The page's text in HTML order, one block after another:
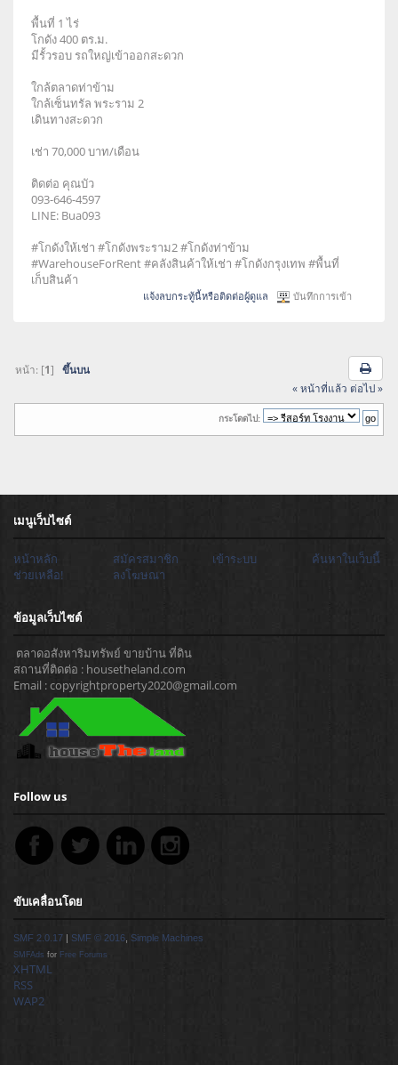
พื้นที่ 1 ไร่
โกดัง 400 ตร.ม.
มีรั้วรอบ รถใหญ่เข้าออกสะดวก
ใกล้ตลาดท่าข้าม
ใกล้เซ็นทรัล พระราม 2
เดินทางสะดวก
เช่า 70,000 บาท/เดือน
ติดต่อ คุณบัว
093-646-4597
LINE: Bua093
#โกดังให้เช่า #โกดังพระราม2 #โกดังท่าข้าม
#WarehouseForRent #คลังสินค้าให้เช่า #โกดังกรุงเทพ #พื้นที่
เก็บสินค้า
แจ้งลบกระทู้นี้หรือติดต่อผู้ดูแล บันทึกการเข้า
หน้า: [1]ขึ้นบน
« หน้าที่แล้ว ต่อไป »
กระโดดไป:
เมนูเว็บไซต์
หน้าหลัก สมัครสมาชิก เข้าระบบ
ค้นหาในเว็บนี้
ช่วยเหลือ!
ลงโฆษณา
ข้อมูลเว็บไซต์
ตลาดอสังหาริมทรัพย์ ขายบ้าน ที่ดิน
สถานที่ติดต่อ : housetheland.com
Email : copyrightproperty2020@gmail.com
Follow us
ขับเคลื่อนโดย
SMF 2.0.17 | SMF © 2016 Simple Machines
SMFAds for Free Forums
XHTML
RSS
WAP2